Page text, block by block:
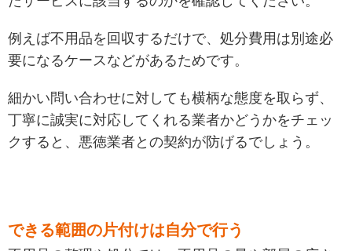
例えば不用品を回収するだけで、処分費用は別途必
要になるケースなどがあるためです。
細かい問い合わせに対しても横柄な態度を取らず、
丁寧に誠実に対応してくれる業者かどうかをチェッ
クすると、悪徳業者との契約が防げるでしょう。
できる範囲の片付けは自分で行う